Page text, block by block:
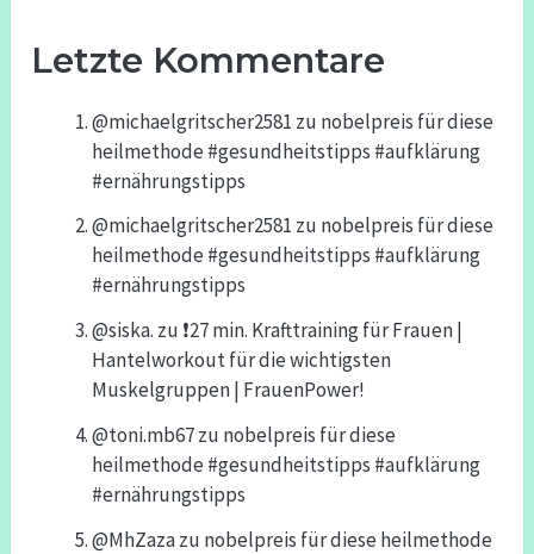
Letzte Kommentare
@michaelgritscher2581 zu nobelpreis für diese
heilmethode #gesundheitstipps #aufklärung
#ernährungstipps
@michaelgritscher2581 zu nobelpreis für diese
heilmethode #gesundheitstipps #aufklärung
#ernährungstipps
@siska. zu ❗️27 min. Krafttraining für Frauen |
Hantelworkout für die wichtigsten
Muskelgruppen | FrauenPower!
@toni.mb67zu nobelpreis für diese
heilmethode #gesundheitstipps #aufklärung
#ernährungstipps
@MhZazazu nobelpreis für diese heilmethode